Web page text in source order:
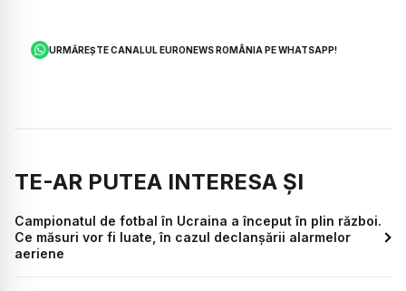
URMĂREȘTE CANALUL EURONEWS ROMÂNIA PE WHATSAPP!
TE-AR PUTEA INTERESA ȘI
Campionatul de fotbal în Ucraina a început în plin război.
Ce măsuri vor fi luate, în cazul declanșării alarmelor
aeriene